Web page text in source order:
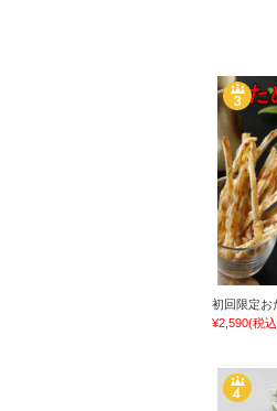
初回限定お
¥2,590(税